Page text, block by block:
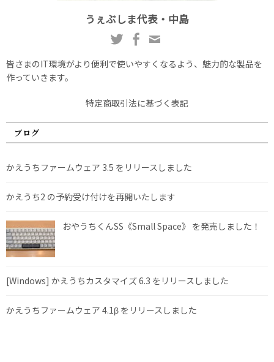
うぇぶしま代表・中島
皆さまのIT環境がより便利で使いやすくなるよう、魅力的な製品を
作っていきます。
特定商取引法に基づく表記
ブログ
かえうちファームウェア 3.5 をリリースしました
かえうち2 の予約受け付けを再開いたします
おやうちくんSS《Small Space》 を発売しました！
[Windows] かえうちカスタマイズ 6.3 をリリースしました
かえうちファームウェア 4.1β をリリースしました